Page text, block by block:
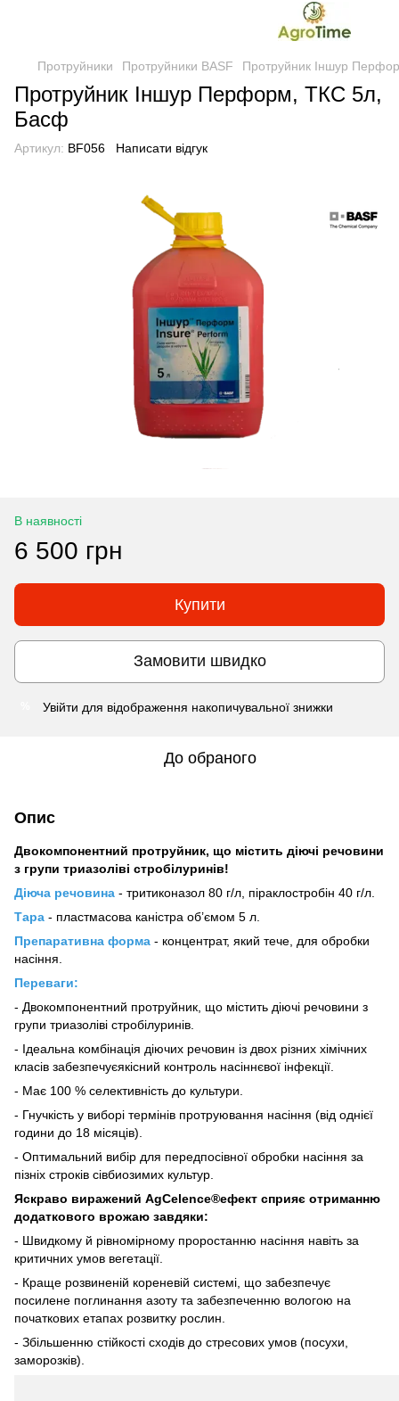
Протруйники Протруйники BASF Протруйник Іншур
Протруйник Іншур Перформ, ТКС 5л,
Басф
Артикул: BF056 Написати відгук
В наявності
6 500 грн
Купити
Замовити швидко
Увійти для відображення накопичувальної знижки
До обраного
Опис
Двокомпонентний протруйник, що містить діючі речовини
з групи триазоліві стробілуринів!
Діюча речовина - тритиконазол 80 г/л, піраклостробін 40 г/л.
Тара - пластмасова каністра об’ємом 5 л.
Препаративна форма - концентрат, який тече, для обробки
насіння.
Переваги:
- Двокомпонентний протруйник, що містить діючі речовини з
групи триазоліві стробілуринів.
- Ідеальна комбiнацiя дiючих речовин із двох рiзних хiмiчних
класiв забезпечуєякісний контроль насіннєвої інфекції.
- Має 100 % селективнiсть до культури.
- Гнучкiсть у виборi термiнiв протруювання насіння (вiд однiєї
години до 18 мiсяцiв).
- Оптимальний вибір для передпосівної обробки насіння за
пізніх строків сівбиозимих культур.
Яскраво виражений AgCelence®ефект сприяє отриманню
додаткового врожаю завдяки:
- Швидкому й рівномірному проростанню насіння навіть за
критичних умов вегетації.
- Краще розвиненій кореневій системі, що забезпечує
посилене поглинання азоту та забезпеченню вологою на
початкових етапах розвитку рослин.
- Збільшенню стійкості сходів до стресових умов (посухи,
заморозків).